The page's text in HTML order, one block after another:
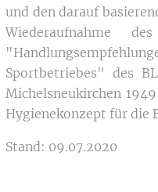
und den darauf
Wiederaufnahme
Sportbetriebes" des
Michelsneukirchen
Hygienekonzept für die
Stand: 09.07.2020